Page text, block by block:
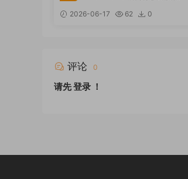
2026-06-17 62 0
评论 0
请先登录 ！